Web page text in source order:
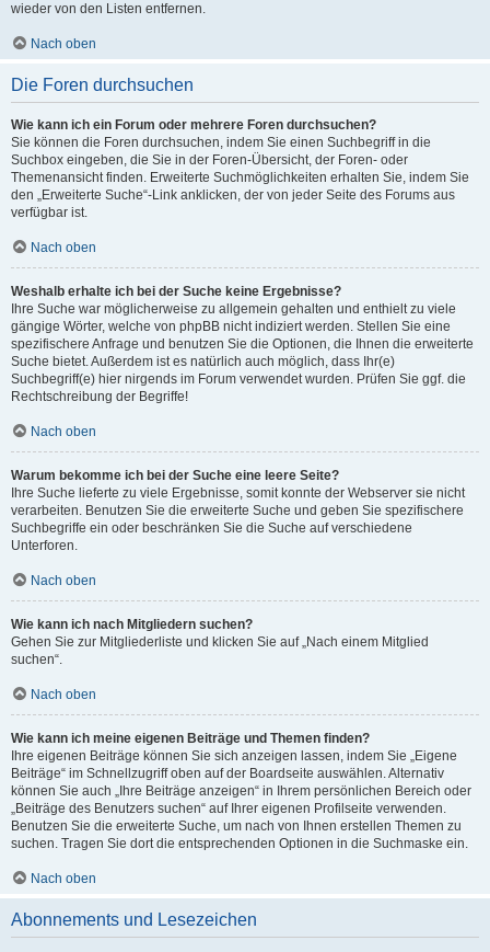
wieder von den Listen entfernen.
Nach oben
Die Foren durchsuchen
Wie kann ich ein Forum oder mehrere Foren durchsuchen?
Sie können die Foren durchsuchen, indem Sie einen Suchbegriff in die
Suchbox eingeben, die Sie in der Foren-Übersicht, der Foren- oder
Themenansicht finden. Erweiterte Suchmöglichkeiten erhalten Sie, indem Sie
den „Erweiterte Suche“-Link anklicken, der von jeder Seite des Forums aus
verfügbar ist.
Nach oben
Weshalb erhalte ich bei der Suche keine Ergebnisse?
Ihre Suche war möglicherweise zu allgemein gehalten und enthielt zu viele
gängige Wörter, welche von phpBB nicht indiziert werden. Stellen Sie eine
spezifischere Anfrage und benutzen Sie die Optionen, die Ihnen die erweiterte
Suche bietet. Außerdem ist es natürlich auch möglich, dass Ihr(e)
Suchbegriff(e) hier nirgends im Forum verwendet wurden. Prüfen Sie ggf. die
Rechtschreibung der Begriffe!
Nach oben
Warum bekomme ich bei der Suche eine leere Seite?
Ihre Suche lieferte zu viele Ergebnisse, somit konnte der Webserver sie nicht
verarbeiten. Benutzen Sie die erweiterte Suche und geben Sie spezifischere
Suchbegriffe ein oder beschränken Sie die Suche auf verschiedene
Unterforen.
Nach oben
Wie kann ich nach Mitgliedern suchen?
Gehen Sie zur Mitgliederliste und klicken Sie auf „Nach einem Mitglied
suchen“.
Nach oben
Wie kann ich meine eigenen Beiträge und Themen finden?
Ihre eigenen Beiträge können Sie sich anzeigen lassen, indem Sie „Eigene
Beiträge“ im Schnellzugriff oben auf der Boardseite auswählen. Alternativ
können Sie auch „Ihre Beiträge anzeigen“ in Ihrem persönlichen Bereich oder
„Beiträge des Benutzers suchen“ auf Ihrer eigenen Profilseite verwenden.
Benutzen Sie die erweiterte Suche, um nach von Ihnen erstellen Themen zu
suchen. Tragen Sie dort die entsprechenden Optionen in die Suchmaske ein.
Nach oben
Abonnements und Lesezeichen